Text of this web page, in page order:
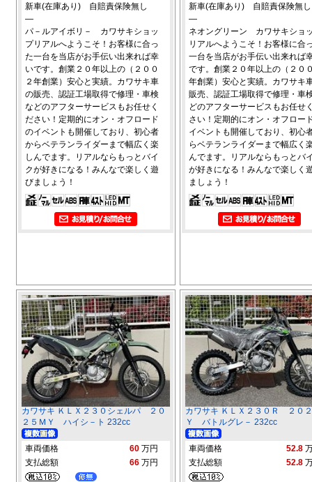
新車(在庫あり) 自賠責保険無し
―
パ－ルアイボリ－ カワサキショッ
プリアルへようこそ！お客様に合っ
た一台を当店がお手伝い出来れば幸
いです。創業２０年以上の（２００
２年創業）安心と実績。カワサキ車
の販売、認証工場取得で修理・車検
などのアフターサービスもお任せく
ださい！定期的にオン・オフロード
のイベントも開催しており、初心者
からベテランライダーまで幅広く楽
しんでます。リアルならもっとバイ
クが好きになる！みんなで楽しく遊
びましょう！
新車(在庫あり) 自賠責保険無し
―
ネオングリーン カワサキショ
リアルへようこそ！お客様に合
一台を当店がお手伝い出来れば
です。創業２０年以上の（２０
年創業）安心と実績。カワサキ
販売、認証工場取得で修理・車
どのアフターサービスもお任せ
さい！定期的にオン・オフロー
イベントも開催しており、初心
らベテランライダーまで幅広く
んでます。リアルならもっとバ
が好きになる！みんなで楽しく
ましょう！
カワサキ ＫＬＸ２３０シェルパ ２０
２５ＭＹ ハイシ－ト 232cc
車両価格 60 万円
支払総額
66 万円
カワサキ ＫＬＸ２３０Ｒ ２０
Ｙ バトルグレ－ 232cc
車両価格 52.8
支払総額
52.8